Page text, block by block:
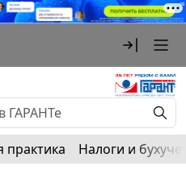
практика Налоги и